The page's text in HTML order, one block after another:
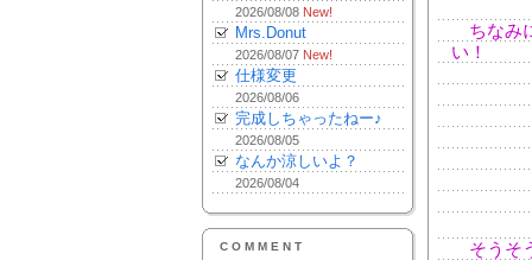
2026/08/08 New!
Mrs.Donut
2026/08/07 New!
仕様変更
2026/08/06
完成しちゃったねー♪
2026/08/05
なんか涼しいよ？
2026/08/04
COMMENT
ちなみ
い！
そうそ